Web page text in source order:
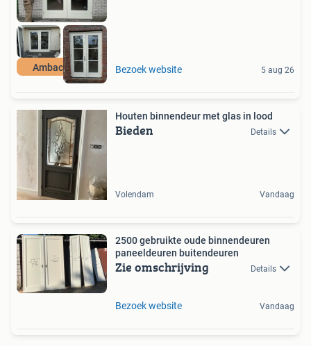
Ambachtelijk Bezoek website 5 aug 26
Houten binnendeur met glas in lood
Bieden Details
Volendam Vandaag
2500 gebruikte oude binnendeuren
paneeldeuren buitendeuren
Zie omschrijving Details
Bezoek website Vandaag